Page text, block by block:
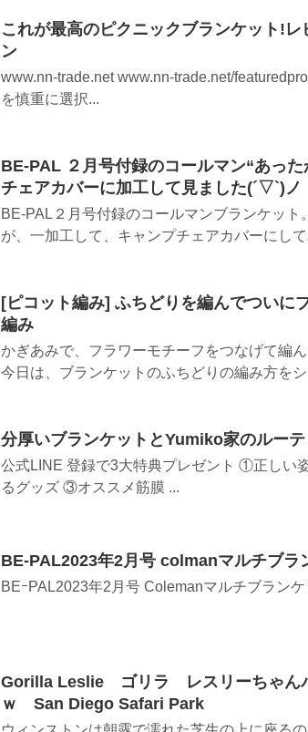
これが最高のピクニックブランケット!
ン
www.nn-trade.net www.nn-trade.net/
を慎重に選択...
BE-PAL ２月号付録のコールマン“あっ
チェアカバーに加工して見ました(´▽`)ノ
BE-PAL２月号付録のコールマンブランケット
が、一加工して、キャンプチェアカバーにし
[ピコット編み] ふちどりを編んでついに
編み
かぎあみで、フラワーモチーフをつなげて編
今日は、ブランケットのふちどりの編み方を
分厚いブランケットとYumiko家のルー
公式LINE 登録で3大特典プレゼント ①正しい
るグッズ ③オススメ筋膜 ...
BE-PAL2023年2月号 colmanマルチブラ
BEｰPAL2023年2月号 Colemanマルチブラン
Gorilla Leslie ゴリラ レスリーちゃん
ｗ San Diego Safari Park